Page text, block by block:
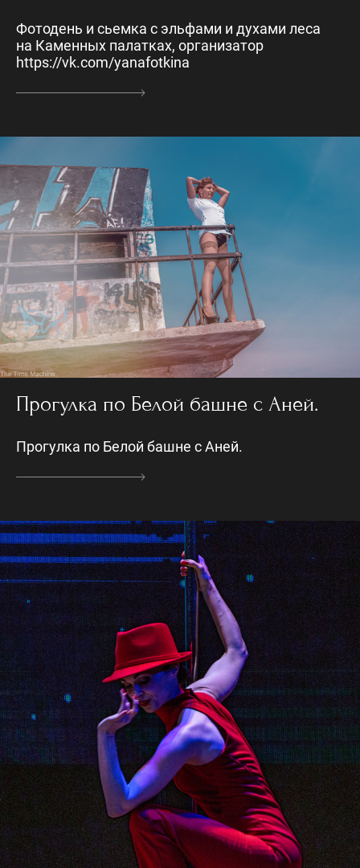
Фотодень и сьемка с эльфами и духами леса
на Каменных палатках, организатор
https://vk.com/yanafotkina
Прогулка по Белой башне с Аней.
Прогулка по Белой башне с Аней.